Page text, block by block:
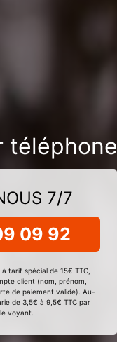
téléphone
7/7
09 92
tarif spécial de 15€ TTC,
client (nom, prénom,
de paiement valide). Au-
de 3,5€ à 9,5€ TTC par
voyant.